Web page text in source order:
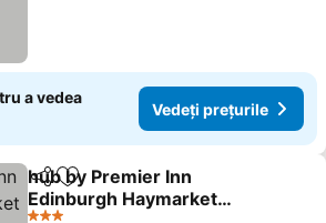
a vedea
Vedeți prețurile
DistribuițiAdăugaţi la favorite
hub by Premier Inn
Edinburgh Haymarket